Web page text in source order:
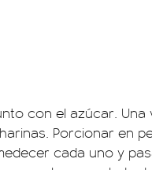
con el azúcar.
Porcionar en
cada uno y